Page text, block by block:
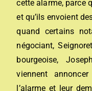
cette alarme, parce
et qu’ils envoient
quand certains
négociant,
bourgeoise,
viennent
l’alarme et leur